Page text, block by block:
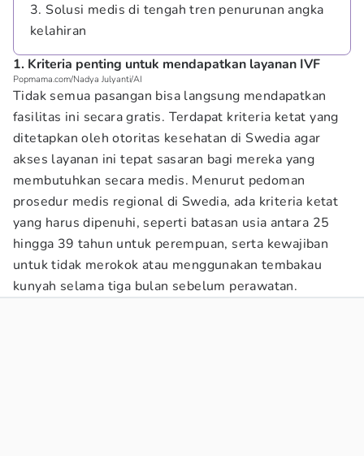
3. Solusi medis di tengah tren penurunan angka
kelahiran
1. Kriteria penting untuk mendapatkan layanan IVF
Popmama.com/Nadya Julyanti/AI
Tidak semua pasangan bisa langsung mendapatkan
fasilitas ini secara gratis. Terdapat kriteria ketat yang
ditetapkan oleh otoritas kesehatan di Swedia agar
akses layanan ini tepat sasaran bagi mereka yang
membutuhkan secara medis. Menurut pedoman
prosedur medis regional di Swedia, ada kriteria ketat
yang harus dipenuhi, seperti batasan usia antara 25
hingga 39 tahun untuk perempuan, serta kewajiban
untuk tidak merokok atau menggunakan tembakau
kunyah selama tiga bulan sebelum perawatan.